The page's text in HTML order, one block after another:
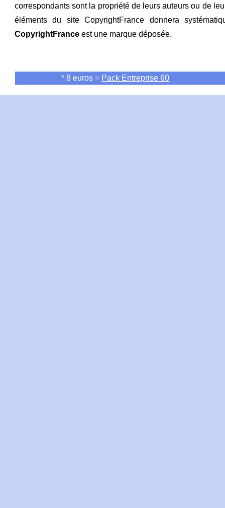
correspondants sont la propriété de leurs auteurs ou de
éléments du site CopyrightFrance donnera
CopyrightFrance est une marque déposée.
* 8 euros = Pack Entreprise 60